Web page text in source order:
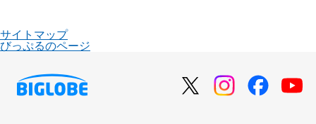
サイトマップ
びっぷるのページ